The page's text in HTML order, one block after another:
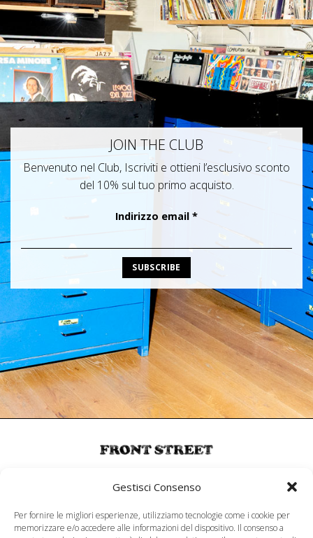
Gestisci Consenso
Per fornire le migliori esperienze, utilizziamo tecnologie come i cookie per
memorizzare e/o accedere alle informazioni del dispositivo. Il consenso a
JOIN THE CLUB
Benvenuto nel Club, Iscriviti e ottieni l’esclusivo sconto
del 10% sul tuo primo acquisto.
Indirizzo email *
MENU